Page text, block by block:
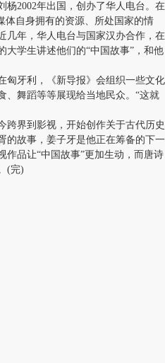
2002年出国，创办了华人电台。在
体自身拥有的资源、所处国家的情
几年，华人电台与国家汉办合作，在
大学生讲述他们的“中国故事”，和他
牙利，《新导报》会组织一些文化
、舞蹈等等展现给当地民众。“这就
界到影视，开始创作关于古代历史
的故事，姜子牙是他正在筹备的下一
作品让“中国故事”更加生动，而唐诗
(完)